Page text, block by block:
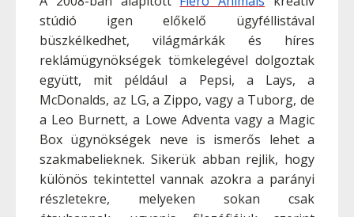
stúdió igen előkelő ügyféllistával
büszkélkedhet, világmárkák és híres
reklámügynökségek tömkelegével dolgoztak
együtt, mit például a Pepsi, a Lays, a
McDonalds, az LG, a Zippo, vagy a Tuborg, de
a Leo Burnett, a Lowe Adventa vagy a Magic
Box ügynökségek neve is ismerős lehet a
szakmabelieknek. Sikerük abban rejlik, hogy
különös tekintettel vannak azokra a parányi
részletekre, melyeken sokan csak